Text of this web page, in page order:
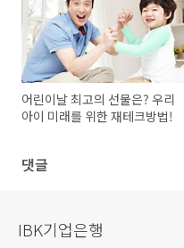
어린이날 최고의 선물은? 우리
아이 미래를 위한 재테크방법!
댓글
IBK기업은행